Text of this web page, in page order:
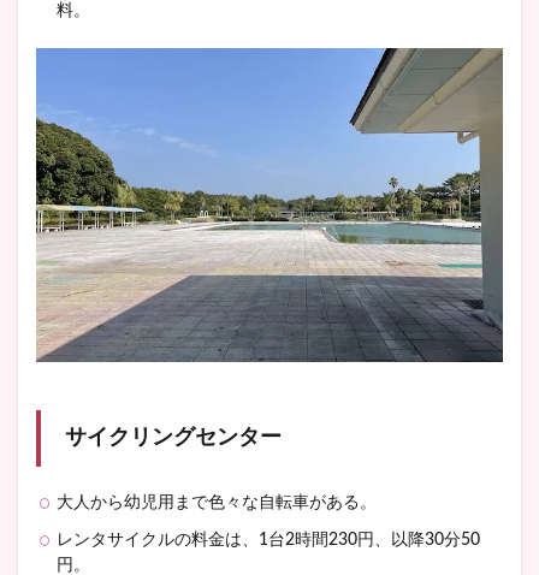
料。
サイクリングセンター
大人から幼児用まで色々な自転車がある。
レンタサイクルの料金は、1台2時間230円、以降30分50
円。